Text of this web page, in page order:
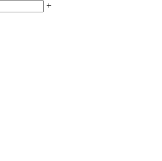
+